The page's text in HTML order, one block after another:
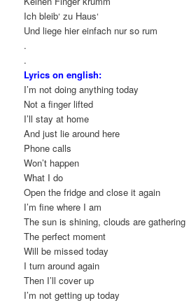
Ich bleib‘ zu Haus‘
Und liege hier einfach nur so rum
.
.
Lyrics on english:
I’m not doing anything today
Not a finger lifted
I’ll stay at home
And just lie around here
Phone calls
Won’t happen
What I do
Open the fridge and close it again
I’m fine where I am
The sun is shining, clouds are gathering
The perfect moment
Will be missed today
I turn around again
Then I’ll cover up
I’m not getting up today